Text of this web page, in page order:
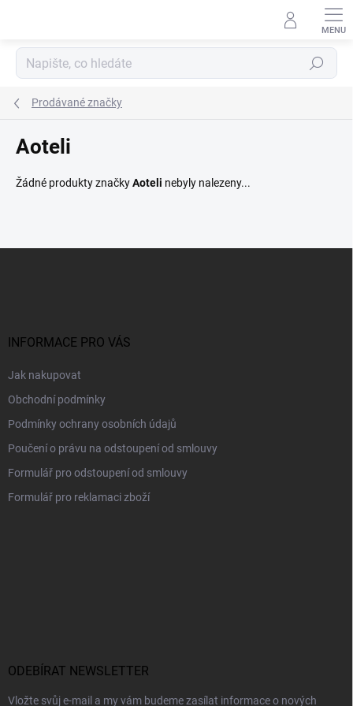
Hledat
Prodávané značky
Aoteli
Žádné produkty značkyAoteli nebyly nalezeny...
INFORMACE PRO VÁS
Jak nakupovat
Obchodní podmínky
Podmínky ochrany osobních údajů
Poučení o právu na odstoupení od smlouvy
Formulář pro odstoupení od smlouvy
Formulář pro reklamaci zboží
ODEBÍRAT NEWSLETTER
Vložte svůj e-mail a my vám budeme zasílat informace o nových